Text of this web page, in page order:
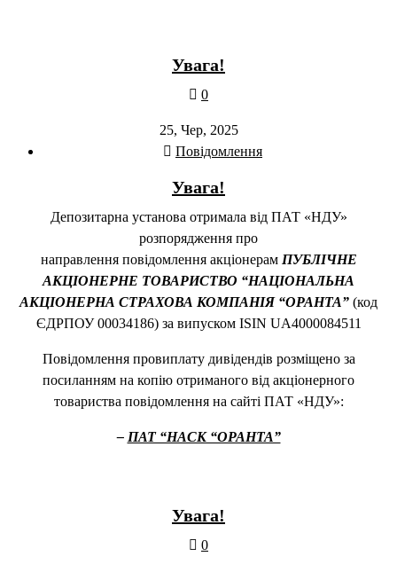
Увага!
0
25, Чер, 2025
Повідомлення
Увага!
Депозитарна установа отримала від ПАТ «НДУ»
розпорядження про
направлення повідомлення акціонерам ПУБЛІЧНЕ
АКЦІОНЕРНЕ ТОВАРИСТВО “НАЦІОНАЛЬНА
АКЦІОНЕРНА СТРАХОВА КОМПАНІЯ “ОРАНТА” (код
ЄДРПОУ 00034186) за випуском ISIN UA4000084511
Повідомлення провиплату дивідендів розміщено за
посиланням на копію отриманого від акціонерного
товариства повідомлення на сайті ПАТ «НДУ»:
– ПАТ “НАСК “ОРАНТА”
Увага!
0